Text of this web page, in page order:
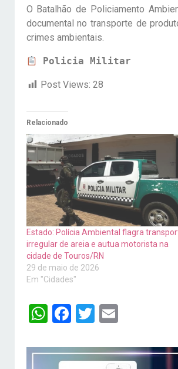
O Batalhão de Policiamento
documental no transporte de
crimes ambientais.
Policia Militar
Post Views: 28
Relacionado
Estado: Polícia Ambiental flagra
irregular de areia e autua motorista na
cidade de Touros/RN
29 de maio de 2026
Em "Cidades"
WhatsApp
Facebook
Twitter
Email